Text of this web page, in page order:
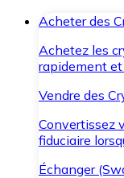
Acheter des
Achetez les
rapidement
Vendre des
Convertissez
fiduciaire
Échanger